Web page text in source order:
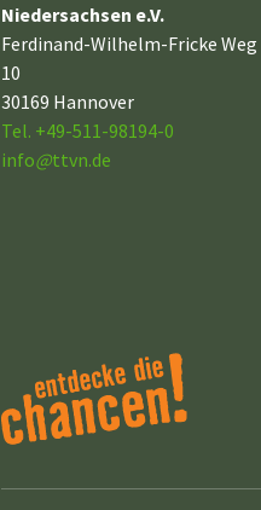
Niedersachsen e.V.
Ferdinand-Wilhelm-Fricke Weg
10
30169 Hannover
Tel. +49-511-98194-0
info@ttvn.de